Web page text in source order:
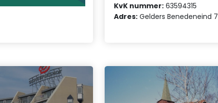
KvK nummer: 63594315
Adres: Gelders Benedeneind 7